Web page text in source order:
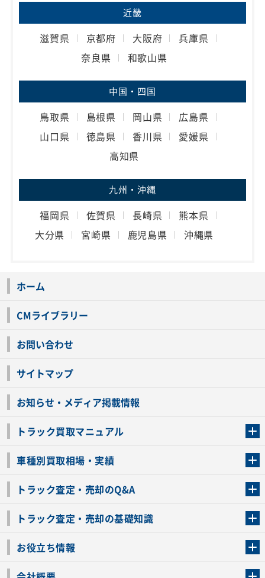
近畿
滋賀県 京都府 大阪府
兵庫県
奈良県
和歌山県
中国・四国
鳥取県 島根県 岡山県
広島県
山口県
徳島県 香川県
愛媛県
高知県
九州・沖縄
福岡県 佐賀県 長崎県
熊本県
大分県
宮崎県 鹿児島県 沖縄県
ホーム
CMライブラリー
お問い合わせ
サイトマップ
お知らせ・メディア掲載情報
トラック買取マニュアル
車種別買取相場・実績
トラック査定・売却のQ&A
トラック査定・売却の基礎知識
お役立ち情報